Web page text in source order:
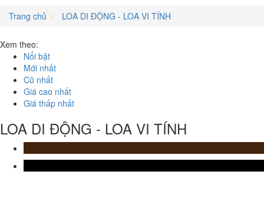
Trang chủ
LOA DI ĐỘNG - LOA VI TÍNH
Xem theo:
Nổi bật
Mới nhất
Cũ nhất
Giá cao nhất
Giá thấp nhất
LOA DI ĐỘNG - LOA VI TÍNH